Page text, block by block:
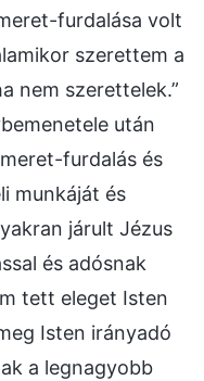
furdalása volt
szerettem a
nem szerettelek.”
után
furdalás és
munkáját és
járult Jézus
és adósnak
tett eleget Isten
Isten irányadó
a legnagyobb